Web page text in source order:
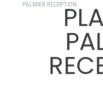
PALMIER RECEPTION